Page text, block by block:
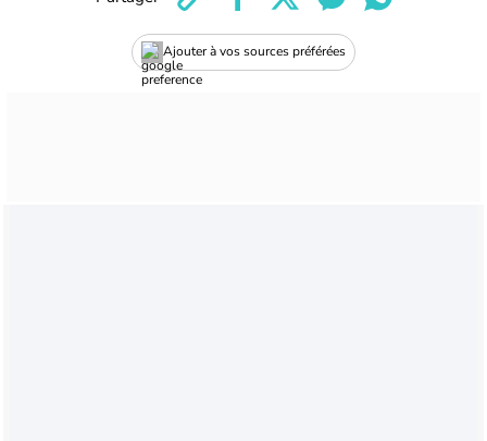
Ajouter à vos sources préférées